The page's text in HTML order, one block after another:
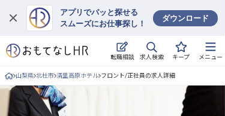
アプリでパッと探せる
スムーズにお仕事探し！
ダウンロード
転職相談 求人検索 キープ メニュー
ログイン
求人・施設を探す
キープした求人
山梨県 北杜市 清里高原ホテル フロント/正社員の求人詳細